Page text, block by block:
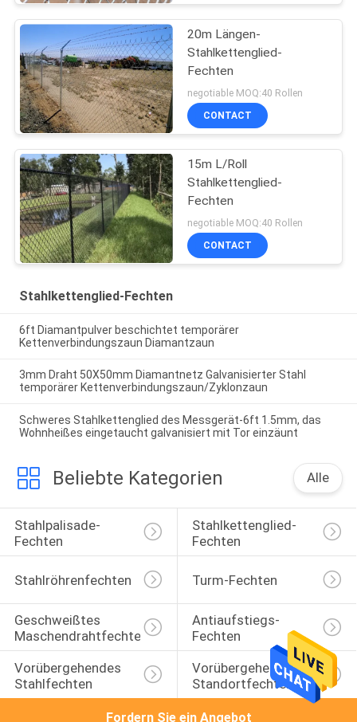
20m Längen-
Stahlkettenglied-
Fechten
negotiable MOQ:40 Rollen
CONTACT
15m L/Roll
Stahlkettenglied-
Fechten
negotiable MOQ:40 Rollen
CONTACT
Stahlkettenglied-Fechten
6ft Diamantpulver beschichtet temporärer
Kettenverbindungszaun Diamantzaun
3mm Draht 50X50mm Diamantnetz Galvanisierter Stahl
temporärer Kettenverbindungszaun/Zyklonzaun
Schweres Stahlkettenglied des Messgerät-6ft 1.5mm, das
Wohnheißes eingetaucht galvanisiert mit Tor einzäunt
Beliebte Kategorien Alle
Stahlpalisade-
Fechten
Stahlkettenglied-
Fechten
Stahlröhrenfechten Turm-Fechten
Geschweißtes
Maschendrahtfechten
Antiaufstiegs-
Fechten
Vorübergehendes
Stahlfechten
Vorübergehendes
Standortfechten
Fordern Sie ein Angebot